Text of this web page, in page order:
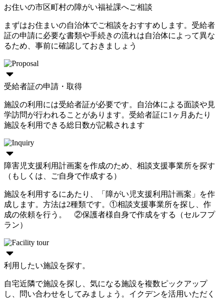
お住いの市区町村の障がい福祉課へご相談
まずはお住まいの自治体でご相談をおすすめします。受給者
証の申請に必要な書類や手続きの流れは自治体によって異な
るため、事前に確認しておきましょう
受給者証の申請・取得
施設の利用には受給者証が必要です。自治体による面談や見
学訪問が行われることがあります。受給者証に1ヶ月あたり
施設を利用できる総日数が記載されます
障害児支援利用計画案を作成のため、相談支援事業所を探す
（もしくは、ご自身で作成する）
施設を利用するにあたり、「障がい児支援利用計画案」を作
成します。方法は2種類です。①相談支援事業所を探し、作
成の依頼を行う。 ②保護者様自身で作成をする（セルフプ
ラン）
利用したい施設を探す。
自宅近隣で施設を探し、気になる施設を複数ピックアップ
し、問い合わせをしてみましょう。イクデンを活用いただく